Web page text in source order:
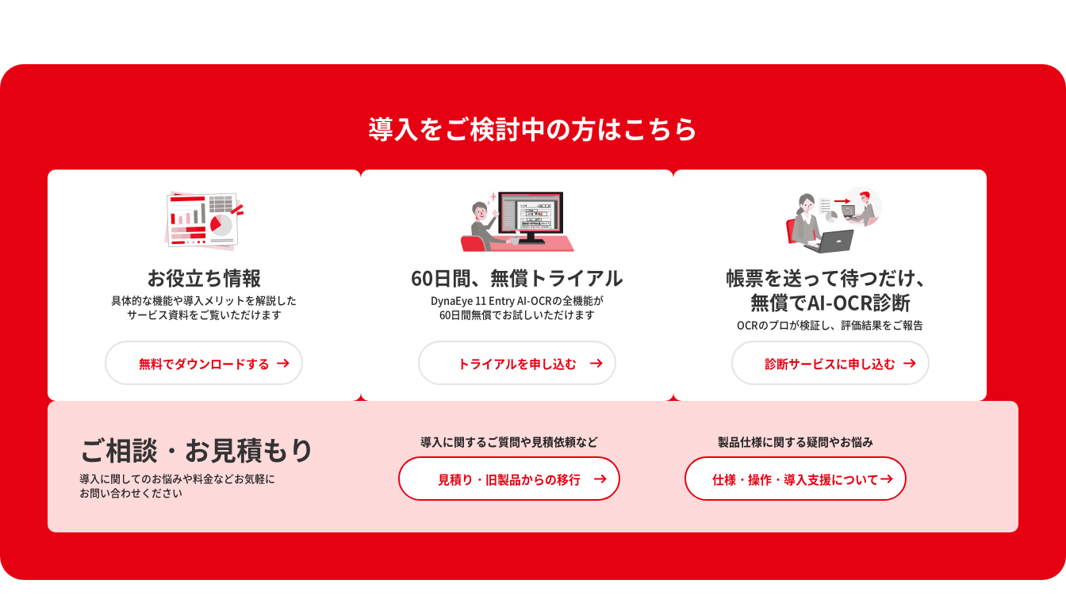
導入をご検討中の方はこちら
お役立ち情報
具体的な機能や導入メリットを解説した
サービス資料をご覧いただけます
無料でダウンロードする
60日間、無償トライアル
DynaEye 11 Entry AI-OCRの全機能が
60日間無償でお試しいただけます
トライアルを申し込む
帳票を送って待つだけ、
無償でAI-OCR診断
OCRのプロが検証し、評価結果をご報告
診断サービスに申し込む
ご相談・お見積もり
導入に関してのお悩みや料金などお気軽に
お問い合わせください
導入に関するご質問や見積依頼など
見積り・旧製品からの移行
製品仕様に関する疑問やお悩み
仕様・操作・導入支援について